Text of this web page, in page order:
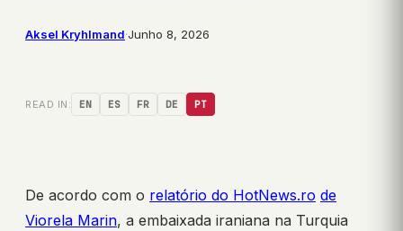
Aksel Kryhlmand·Junho 8, 2026
READ IN: EN ES FR DE PT
De acordo com o relatório do HotNews.ro de
Viorela Marin, a embaixada iraniana na Turquia